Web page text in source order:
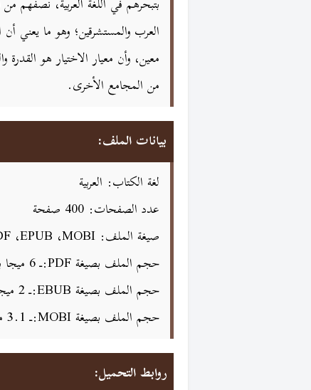
العرب والمستشرقين؛ وهو ما يعني
معين، وأن معيار الاختيار هو
من المجامع الأخرى.
بيانات الملف:
لغة الكتاب: العربية
عدد الصفحات: 400 صفحة
صيغة الملف: PDF ،EPUB ،MOBI
حجم الملف بصيغة PDF:ـ 6 ميجا بايت
حجم الملف بصيغة EBUB:ـ 2 ميجا بايت
حجم الملف بصيغة MOBI:ـ 3.1 ميجا بايت
روابط التحميل: